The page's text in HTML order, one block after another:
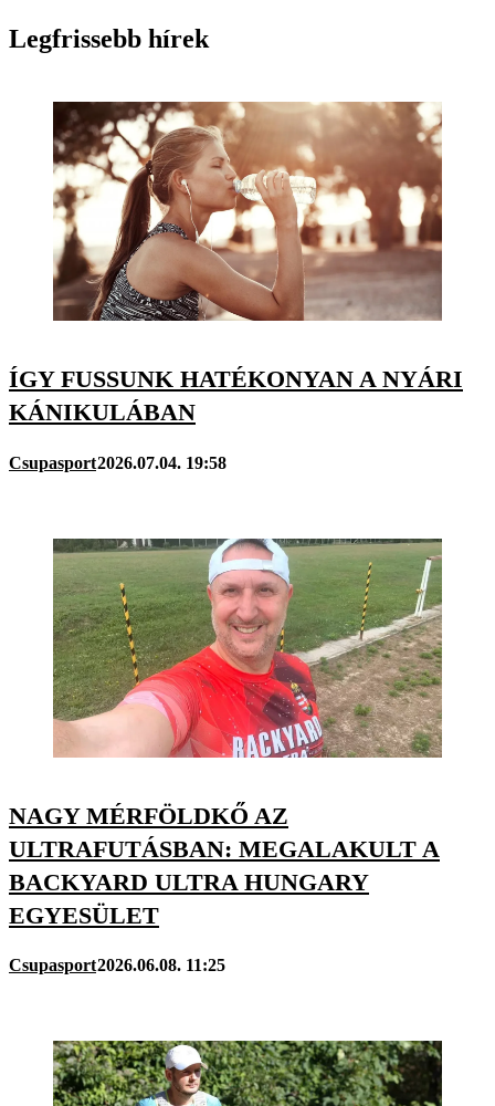
Legfrissebb hírek
ÍGY FUSSUNK HATÉKONYAN A NYÁRI
KÁNIKULÁBAN
Csupasport2026.07.04. 19:58
NAGY MÉRFÖLDKŐ AZ
ULTRAFUTÁSBAN: MEGALAKULT A
BACKYARD ULTRA HUNGARY
EGYESÜLET
Csupasport2026.06.08. 11:25